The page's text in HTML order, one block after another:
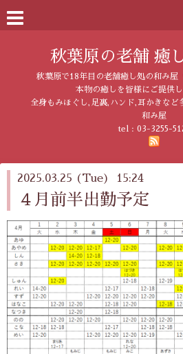
秋葉原の老舗 癒
秋葉原で18年目の老舗癒し処の和み屋
本物の癒しを皆様にご提供し
全身もみほぐし,足裏,ハンド,耳かきなど
和み屋
tel : 03-3255-
2025.03.25 (Tue) 15:24
４月前半出勤予定